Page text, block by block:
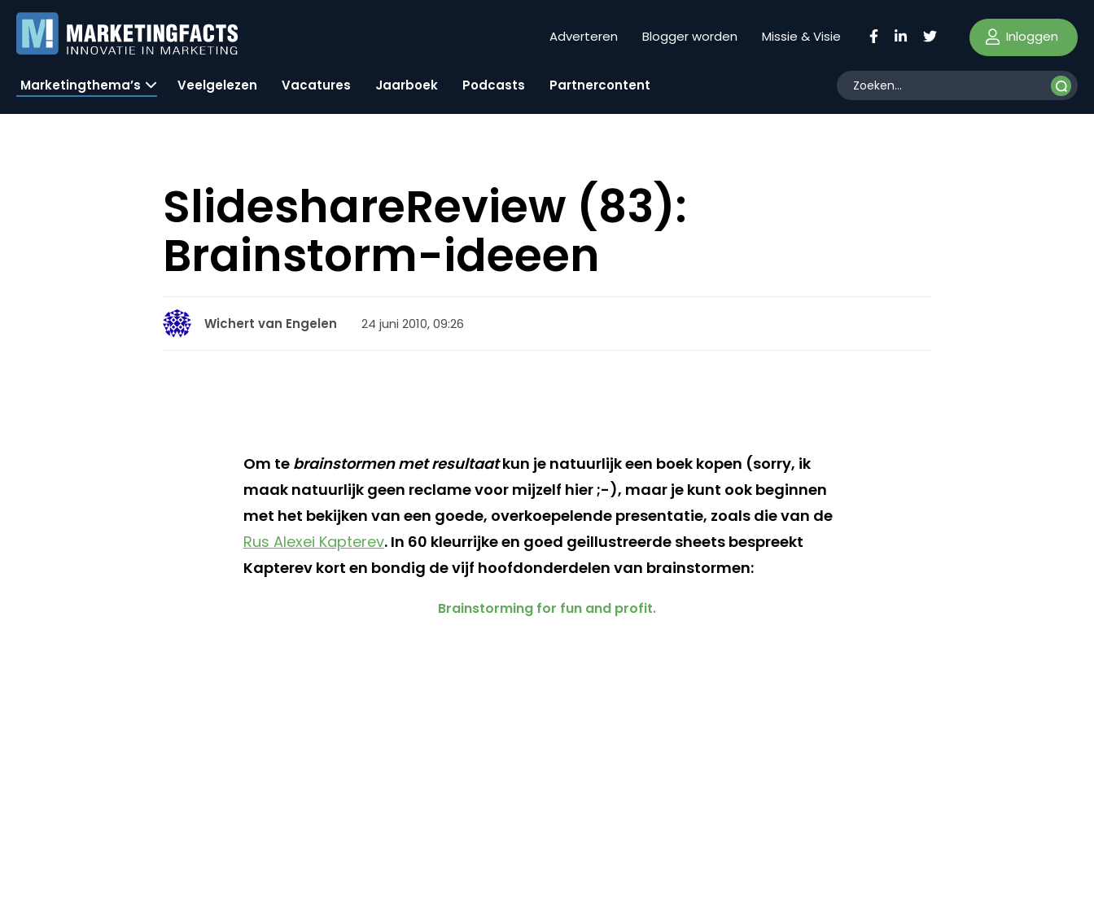
Adverteren Blogger worden Missie & Visie Inloggen
Marketingthema’s Veelgelezen Vacatures Jaarboek Podcasts Partnercontent
SlideshareReview (83):
Brainstorm-ideeen
Wichert van Engelen 24 juni 2010, 09:26
Om te brainstormen met resultaatkun je natuurlijk een boek kopen (sorry, ik
maak natuurlijk geen reclame voor mijzelf hier ;-), maar je kunt ook beginnen
met het bekijken van een goede, overkoepelende presentatie, zoals die van de
Rus Alexei Kapterev. In 60 kleurrijke en goed geillustreerde sheets bespreekt
Kapterev kort en bondig de vijf hoofdonderdelen van brainstormen:
Brainstorming for fun and profit.